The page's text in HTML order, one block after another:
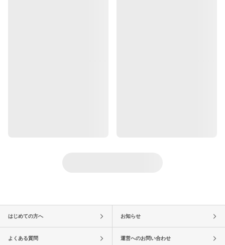
はじめての方へ お知らせ
よくある質問 運営へのお問い合わせ